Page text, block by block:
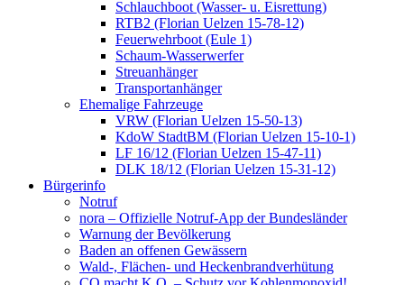
Schlauchboot (Wasser- u. Eisrettung)
RTB2 (Florian Uelzen 15-78-12)
Feuerwehrboot (Eule 1)
Schaum-Wasserwerfer
Streuanhänger
Transportanhänger
Ehemalige Fahrzeuge
VRW (Florian Uelzen 15-50-13)
KdoW StadtBM (Florian Uelzen 15-10-1)
LF 16/12 (Florian Uelzen 15-47-11)
DLK 18/12 (Florian Uelzen 15-31-12)
Bürgerinfo
Notruf
nora – Offizielle Notruf-App der Bundesländer
Warnung der Bevölkerung
Baden an offenen Gewässern
Wald-, Flächen- und Heckenbrandverhütung